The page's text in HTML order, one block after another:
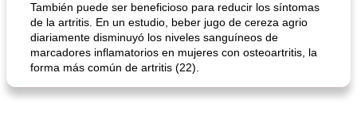
mochi fácil Salsa de salchicha picante
También puede ser beneficioso para reducir los síntomas
de la artritis. En un estudio, beber jugo de cereza agrio
diariamente disminuyó los niveles sanguíneos de
marcadores inflamatorios en mujeres con osteoartritis, la
forma más común de artritis (22).